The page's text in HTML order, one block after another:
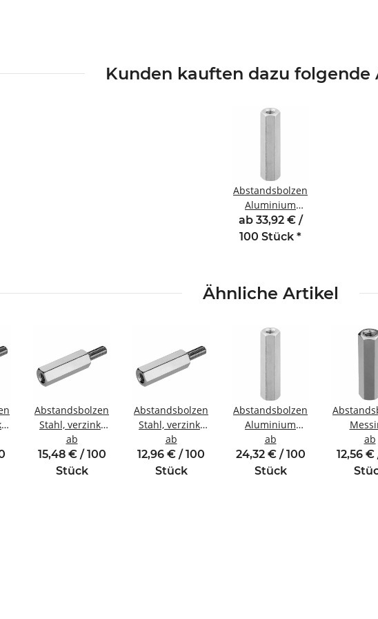
Kunden kauften dazu folgende
Abstandsbolzen
Aluminium
Innen
/Innengewinde
ab 33,92 € /
100 Stück *
Ähnliche Artikel
Abstandsbolzen
Stahl, verzinkt
Innen/Außengewinde
M5 SW8
ab
15,48 € / 100
Stück
Abstandsbolzen
Stahl, verzinkt
Innen/Außengewinde
M4 SW7
ab
12,96 € / 100
Stück
Abstandsbolzen
Aluminium
Innen/Innengewinde
M5 SW8
ab
24,32 € / 100
Stück
Innen/
M4
ab
12,56 €